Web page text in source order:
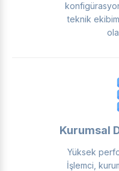
teknik
Kurumsal
Yüksek
İşlemci,